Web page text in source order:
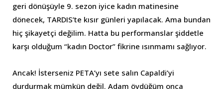
geri dönüşüyle 9. sezon iyice kadın matinesine
dönecek, TARDIS’te kısır günleri yapılacak. Ama bundan
hiç şikayetçi değilim. Hatta bu performanslar şiddetle
karşı olduğum “kadın Doctor” fikrine ısınmamı sağlıyor.
Ancak! İsterseniz PETA’yı sete salın Capaldi’yi
durdurmak mümkün değil. Adam övdüğüm onca